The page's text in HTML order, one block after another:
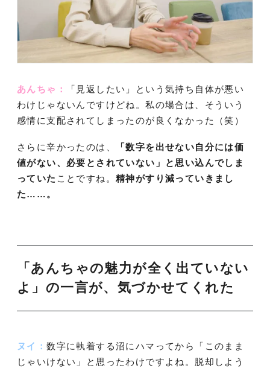
あんちゃ：
「見返したい」という気持ち自体が悪い
わけじゃないんですけどね。私の場合は、そういう
感情に支配されてしまったのが良くなかった（笑）
さらに辛かったのは、
「数字を出せない自分には価
値がない、必要とされていない」と思い込んでしま
っていた ことですね。精神がすり減っていきまし
た……。
「あんちゃの魅力が全く出ていない
よ」の一言が、気づかせてくれた
ヌイ：数字に執着する沼にハマってから「このまま
じゃいけない」と思ったわけですよね。脱却しよう